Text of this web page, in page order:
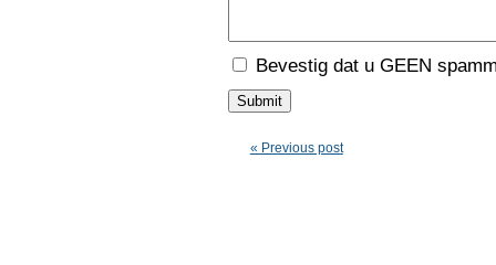
Bevestig dat u GEEN
« Previous post